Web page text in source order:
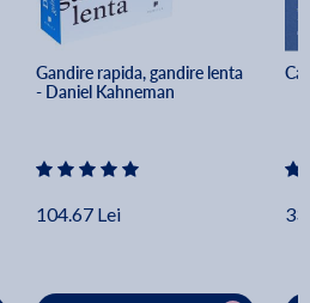
Gandire rapida, gandire lenta
- Daniel Kahneman
104.67 Lei